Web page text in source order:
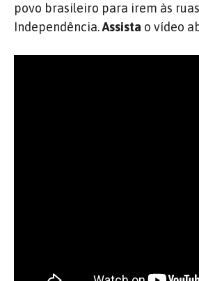
povo brasileiro para irem às
Independência.Assista o vídeo